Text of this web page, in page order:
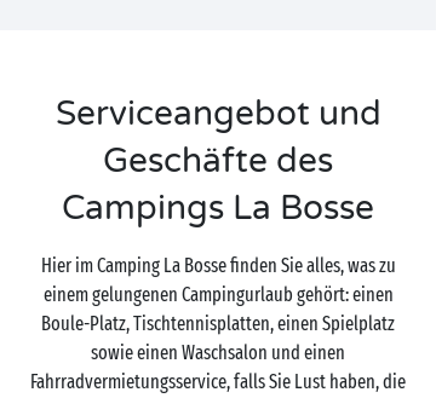
Serviceangebot und
Geschäfte des
Campings La Bosse
Hier im Camping La Bosse finden Sie alles, was zu
einem gelungenen Campingurlaub gehört: einen
Boule-Platz, Tischtennisplatten, einen Spielplatz
sowie einen Waschsalon und einen
Fahrradvermietungsservice, falls Sie Lust haben, die